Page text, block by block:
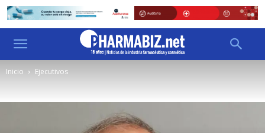
Inicio Ejecutivos